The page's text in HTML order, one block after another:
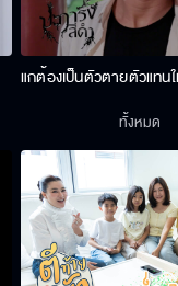
แกต้องเป็นตัวตายตัวแทน
ทั้งหมด